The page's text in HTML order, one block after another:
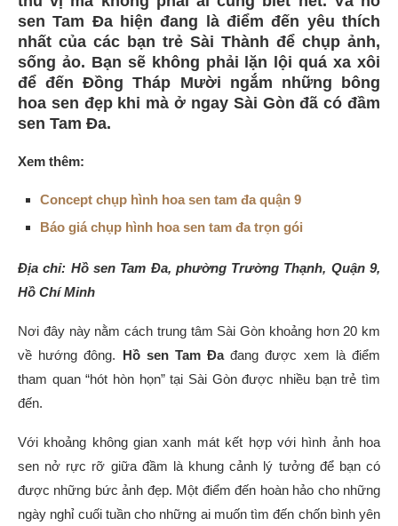
sen Tam Đa hiện đang là điểm đến yêu thích
nhất của các bạn trẻ Sài Thành để chụp ảnh,
sống ảo. Bạn sẽ không phải lặn lội quá xa xôi
để đến Đồng Tháp Mười ngắm những bông
hoa sen đẹp khi mà ở ngay Sài Gòn đã có đầm
sen Tam Đa.
Xem thêm:
Concept chụp hình hoa sen tam đa quận 9
Báo giá chụp hình hoa sen tam đa trọn gói
Địa chỉ: Hồ sen Tam Đa, phường Trường Thạnh, Quận 9,
Hồ Chí Minh
Nơi đây này nằm cách trung tâm Sài Gòn khoảng hơn 20 km
về hướng đông. Hồ sen Tam Đađang được xem là điểm
tham quan “hót hòn họn” tại Sài Gòn được nhiều bạn trẻ tìm
đến.
Với khoảng không gian xanh mát kết hợp với hình ảnh hoa
sen nở rực rỡ giữa đầm là khung cảnh lý tưởng để bạn có
được những bức ảnh đẹp. Một điểm đến hoàn hảo cho những
ngày nghỉ cuối tuần cho những ai muốn tìm đến chốn bình yên